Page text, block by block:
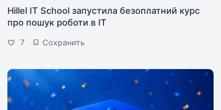
Hillel IT School запустила безоплатний курс
про пошук роботи в IT
7 Сохранить